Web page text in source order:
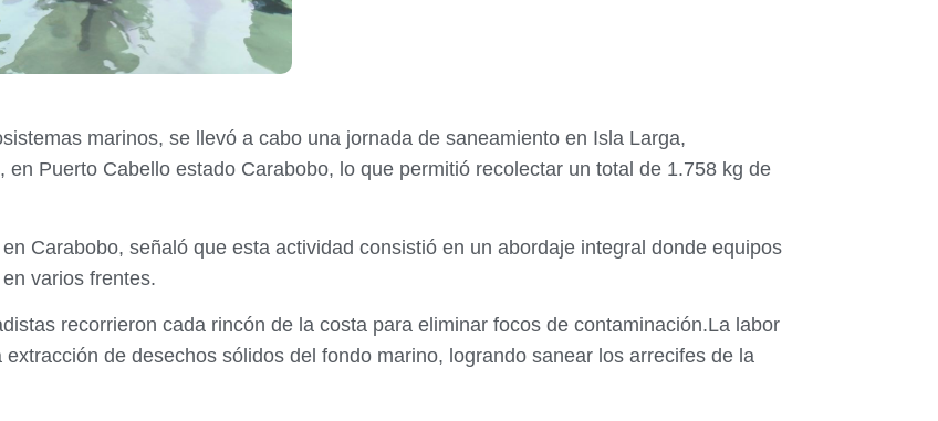
marinos, se llevó a cabo una jornada de saneamiento en Isla Larga,
Puerto Cabello estado Carabobo, lo que permitió recolectar un total de 1.758 kg de
Carabobo, señaló que esta actividad consistió en un abordaje integral donde equipos
varios frentes.
recorrieron cada rincón de la costa para eliminar focos de contaminación.La labor
de desechos sólidos del fondo marino, logrando sanear los arrecifes de la